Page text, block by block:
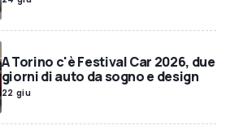
A Torino c'è Festival Car 2026, due
giorni di auto da sogno e design
22 giu